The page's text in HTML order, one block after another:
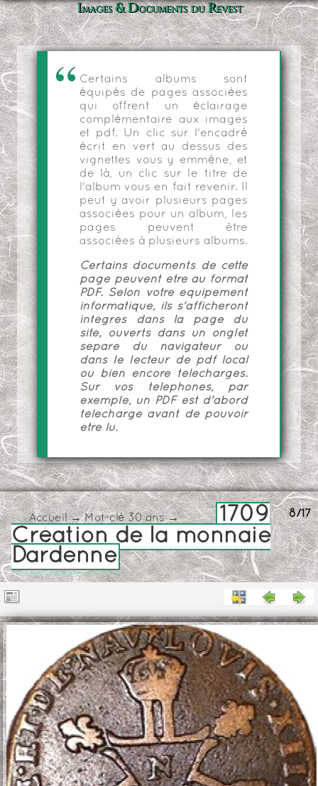
Images & Documents du Revest
Certains albums sont
équipés de pages associées
qui offrent un éclairage
complémentaire aux images
et pdf. Un clic sur l'encadré
écrit en vert au dessus des
vignettes vous y emmène, et
de là, un clic sur le titre de
l'album vous en fait revenir. Il
peut y avoir plusieurs pages
associées pour un album, les
pages peuvent être
associées à plusieurs albums.
Certains documents de cette
page peuvent être au format
PDF. Selon votre équipement
informatique, ils s'afficheront
intégrés dans la page du
site, ouverts dans un onglet
séparé du navigateur ou
dans le lecteur de pdf local
ou bien encore téléchargés.
Sur vos téléphones, par
exemple, un PDF est d'abord
téléchargé avant de pouvoir
être lu.
8/17
Accueil→Mot-clé 30 ans→
1709
Création de la monnaie
Dardenne